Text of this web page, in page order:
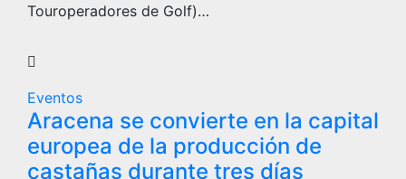
Touroperadores de Golf)…
Eventos
Aracena se convierte en la capital
europea de la producción de
castañas durante tres días